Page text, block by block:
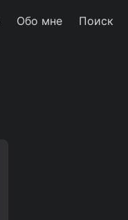
Обо мне Поиск